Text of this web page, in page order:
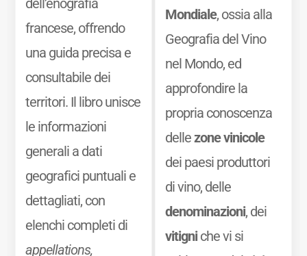
francese, offrendo
una guida precisa e
consultabile dei
territori. Il libro unisce
le informazioni
generali a dati
geografici puntuali e
dettagliati, con
elenchi completi di
appellations,
Mondiale, ossia alla
Geografia del Vino
nel Mondo, ed
approfondire la
propria conoscenza
dellezone vinicole
dei paesi produttori
di vino, delle
denominazioni, dei
vitigniche vi si